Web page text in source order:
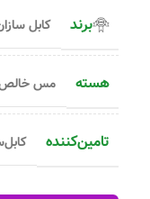
برند کابل
هسته مس
تامین‌کننده